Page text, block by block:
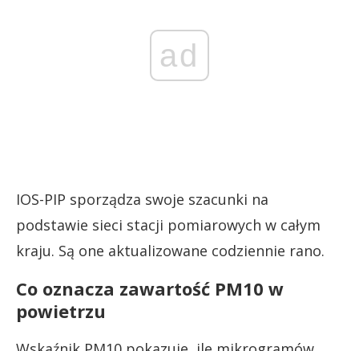
ad
IOS-PIP sporządza swoje szacunki na
podstawie sieci stacji pomiarowych w całym
kraju. Są one aktualizowane codziennie rano.
Co oznacza zawartość PM10 w
powietrzu